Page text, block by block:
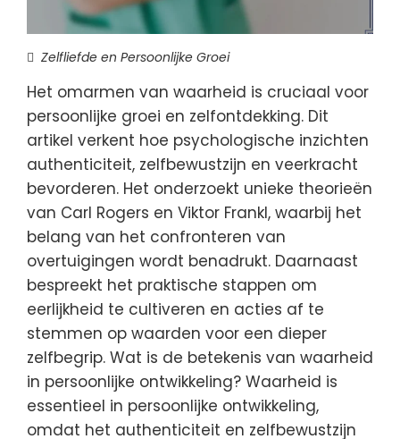
Zelfliefde en Persoonlijke Groei
Het omarmen van waarheid is cruciaal voor
persoonlijke groei en zelfontdekking. Dit
artikel verkent hoe psychologische inzichten
authenticiteit, zelfbewustzijn en veerkracht
bevorderen. Het onderzoekt unieke theorieën
van Carl Rogers en Viktor Frankl, waarbij het
belang van het confronteren van
overtuigingen wordt benadrukt. Daarnaast
bespreekt het praktische stappen om
eerlijkheid te cultiveren en acties af te
stemmen op waarden voor een dieper
zelfbegrip. Wat is de betekenis van waarheid
in persoonlijke ontwikkeling? Waarheid is
essentieel in persoonlijke ontwikkeling,
omdat het authenticiteit en zelfbewustzijn